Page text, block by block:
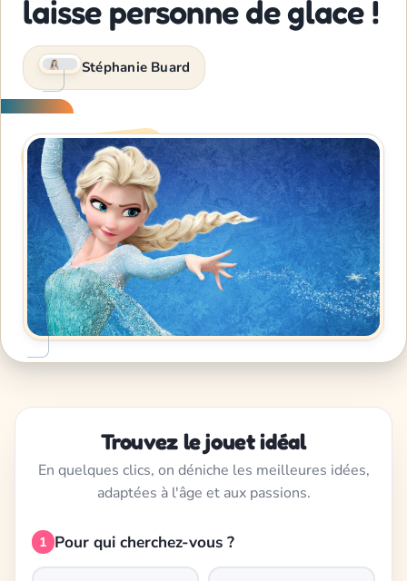
laisse personne de glace !
Stéphanie Buard
Trouvez le jouet idéal
En quelques clics, on déniche les meilleures idées,
adaptées à l'âge et aux passions.
1 Pour qui cherchez-vous ?